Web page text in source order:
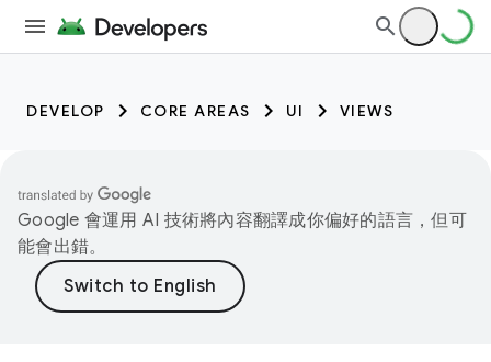
DEVELOP CORE AREAS UI VIEWS
Google 會運用 AI 技術將內容翻譯成你偏好的語言，但可
能會出錯。